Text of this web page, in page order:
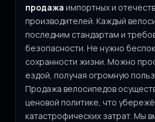
продажа импортных и
производителей. Каждый
последним стандартам и
безопасности. Не нужно
сохранности жизни. Можно
ездой, получая огромную
Продажа велосипедов
ценовой политике, что
катастрофических затрат. Мы